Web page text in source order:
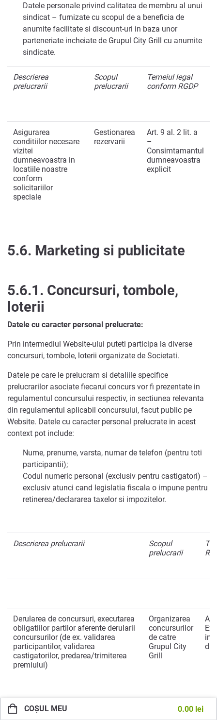
COȘUL MEU 0.00 lei
Datele personale privind calitatea de membru al unui
sindicat – furnizate cu scopul de a beneficia de
anumite facilitate si discount-uri in baza unor
parteneriate incheiate de Grupul City Grill cu anumite
sindicate.
Descrierea
prelucrarii
Scopul
prelucrarii
Temeiul legal
conform RGDP
Asigurarea
conditiilor necesare
vizitei
dumneavoastra in
locatiile noastre
conform
solicitariilor
speciale
Gestionarea
rezervarii
Art. 9 al. 2 lit. a
–
Consimtamantul
dumneavoastra
explicit
5.6. Marketing si publicitate
5.6.1. Concursuri, tombole,
loterii
Datele cu caracter personal prelucrate:
Prin intermediul Website-ului puteti participa la diverse
concursuri, tombole, loterii organizate de Societati.
Datele pe care le prelucram si detaliile specifice
prelucrarilor asociate fiecarui concurs vor fi prezentate in
regulamentul concursului respectiv, in sectiunea relevanta
din regulamentul aplicabil concursului, facut public pe
Website. Datele cu caracter personal prelucrate in acest
context pot include:
Nume, prenume, varsta, numar de telefon (pentru toti
participantii);
Codul numeric personal (exclusiv pentru castigatori) –
exclusiv atunci cand legislatia fiscala o impune pentru
retinerea/declararea taxelor si impozitelor.
Descrierea prelucrarii
Scopul
prelucrarii
Derularea de concursuri, executarea
obligatiilor partilor aferente derularii
concursurilor (de ex. validarea
participantilor, validarea
castigatorilor, predarea/trimiterea
premiului)
Organizarea
concursurilor
de catre
Grupul City
Grill
Acordarea garantiei produsului-
Organizarea